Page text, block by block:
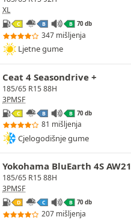
XL
C B B 70 db
347 mišljenja
Ljetne gume
Ceat 4 Seasondrive +
185/65 R15 88H
3PMSF
C B B 70 db
81 mišljenja
Cjelogodišnje gume
Yokohama BluEarth 4S AW21
185/65 R15 88H
3PMSF
D C B 70 db
207 mišljenja